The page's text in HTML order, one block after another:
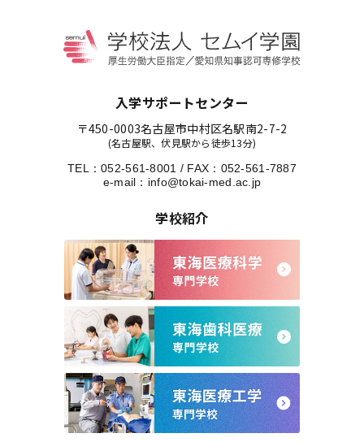
入学サポートセンター
〒450-0003名古屋市中村区名駅南2-7-2
(名古屋駅、伏見駅から徒歩13分)
TEL：052-561-8001 / FAX：052-561-7887
e-mail： info@tokai-med.ac.jp
学校紹介